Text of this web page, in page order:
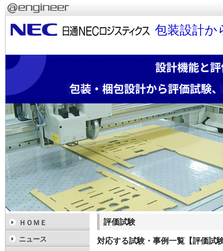
包装設計か
評価試験
対応する試験・事例一覧【評価試
ＨＯＭＥ
ニュース